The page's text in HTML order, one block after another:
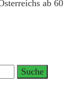
ab 60
Suche
Suche